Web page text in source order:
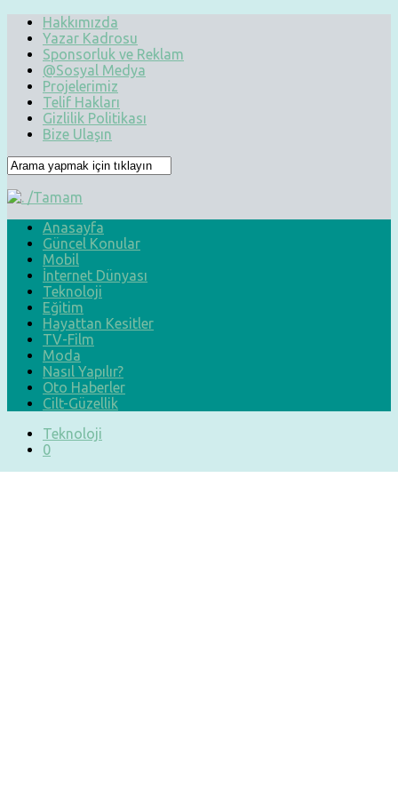
Hakkımızda
Yazar Kadrosu
Sponsorluk ve Reklam
@Sosyal Medya
Projelerimiz
Telif Hakları
Gizlilik Politikası
Bize Ulaşın
Anasayfa
Güncel Konular
Mobil
İnternet Dünyası
Teknoloji
Eğitim
Hayattan Kesitler
TV-Film
Moda
Nasıl Yapılır?
Oto Haberler
Cilt-Güzellik
Teknoloji
0